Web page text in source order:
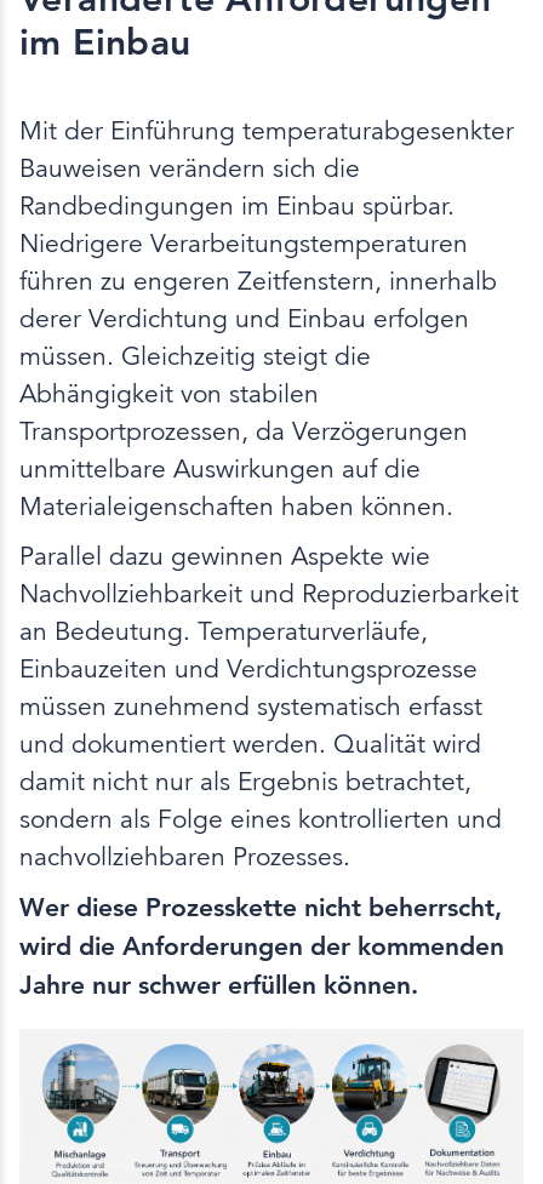
im Einbau
Mit der Einführung temperaturabgesenkter
Bauweisen verändern sich die
Randbedingungen im Einbau spürbar.
Niedrigere Verarbeitungstemperaturen
führen zu engeren Zeitfenstern, innerhalb
derer Verdichtung und Einbau erfolgen
müssen. Gleichzeitig steigt die
Abhängigkeit von stabilen
Transportprozessen, da Verzögerungen
unmittelbare Auswirkungen auf die
Materialeigenschaften haben können.
Parallel dazu gewinnen Aspekte wie
Nachvollziehbarkeit und Reproduzierbarkeit
an Bedeutung. Temperaturverläufe,
Einbauzeiten und Verdichtungsprozesse
müssen zunehmend systematisch erfasst
und dokumentiert werden. Qualität wird
damit nicht nur als Ergebnis betrachtet,
sondern als Folge eines kontrollierten und
nachvollziehbaren Prozesses.
Wer diese Prozesskette nicht beherrscht,
wird die Anforderungen der kommenden
Jahre nur schwer erfüllen können.